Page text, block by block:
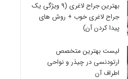
بهترین جراح لاغری (9 ویژگی یک
جراح لاغری خوب + روش های
پیدا کردن آن)
لیست بهترین متخصص
ارتودنسی در چیذر و نواحی
اطراف آن